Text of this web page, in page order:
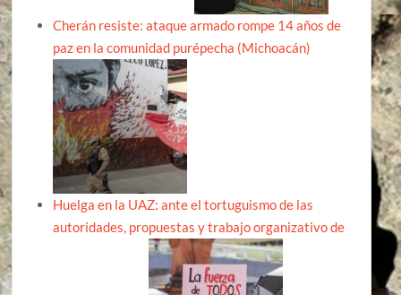
Cherán resiste: ataque armado rompe 14 años de
paz en la comunidad purépecha (Michoacán)
Huelga en la UAZ: ante el tortuguismo de las
autoridades, propuestas y trabajo organizativo de